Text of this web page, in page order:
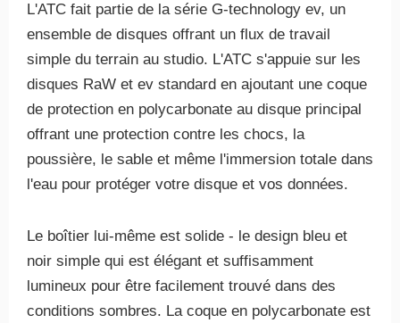
L'ATC fait partie de la série G-technology ev, un
ensemble de disques offrant un flux de travail
simple du terrain au studio. L'ATC s'appuie sur les
disques RaW et ev standard en ajoutant une coque
de protection en polycarbonate au disque principal
offrant une protection contre les chocs, la
poussière, le sable et même l'immersion totale dans
l'eau pour protéger votre disque et vos données.
Le boîtier lui-même est solide - le design bleu et
noir simple qui est élégant et suffisamment
lumineux pour être facilement trouvé dans des
conditions sombres. La coque en polycarbonate est